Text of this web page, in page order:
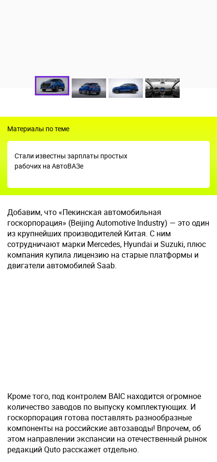
Материалы по теме
Стали известны зарплаты простых
рабочих на АвтоВАЗе
Добавим, что «Пекинская автомобильная
госкорпорация» (Beijing Automotive Industry) — это один
из крупнейших производителей Китая. С ним
сотрудничают марки Mercedes, Hyundai и Suzuki, плюс
компания купила лицензию на старые платформы и
двигатели автомобилей Saab.
Кроме того, под контролем BAIC находится огромное
количество заводов по выпуску комплектующих. И
госкорпорация готова поставлять разнообразные
компоненты на российские автозаводы! Впрочем, об
этом направлении экспансии на отечественный рынок
редакций Quto расскажет отдельно.